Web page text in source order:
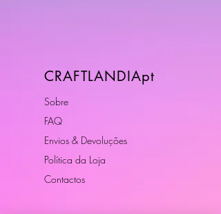
CRAFTLANDIApt
Sobre
FAQ
Envios & Devoluções
Política da Loja
Contactos